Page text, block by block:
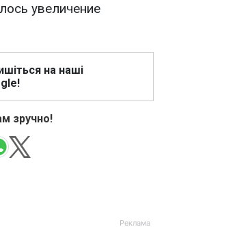
увеличение
на наші
зручно!